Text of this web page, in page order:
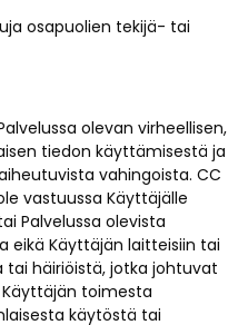
osapuolien tekijä- tai
olevan virheellisen,
tiedon käyttämisestä ja
vahingoista. CC
vastuussa Käyttäjälle
Palvelussa olevista
eikä Käyttäjän laitteisiin tai
häiriöistä, jotka johtuvat
toimesta
käytöstä tai